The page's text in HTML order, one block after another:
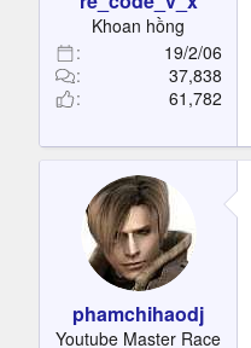
Khoan hồng
19/2/06
37,838
61,782
phamchihaodj
Youtube Master Race